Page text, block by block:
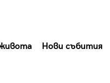
Нови събития